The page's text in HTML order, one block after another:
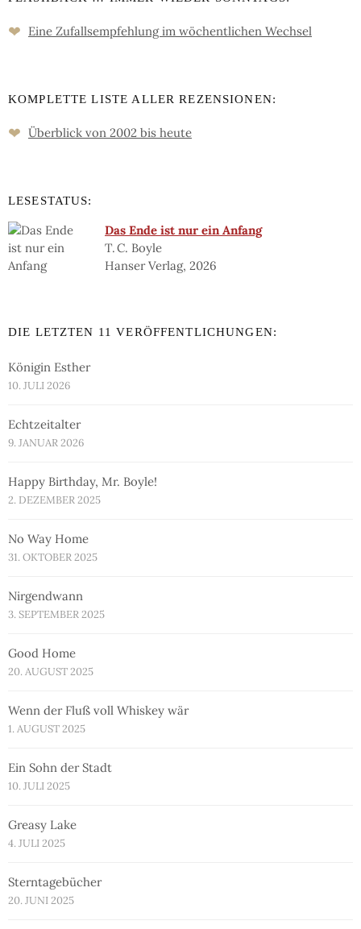
❤ Eine Zufalls­empfehlung im wöchent­lichen Wechsel
KOMPLETTE LISTE ALLER REZENSIONEN:
❤ Überblick von 2002 bis heute
LESESTATUS:
Das Ende ist nur ein Anfang
T. C. Boyle
Hanser Verlag, 2026
DIE LETZTEN 11 VERÖFFENTLICHUNGEN:
Königin Esther
10. JULI 2026
Echtzeitalter
9. JANUAR 2026
Happy Birthday, Mr. Boyle!
2. DEZEMBER 2025
No Way Home
31. OKTOBER 2025
Nirgendwann
3. SEPTEMBER 2025
Good Home
20. AUGUST 2025
Wenn der Fluß voll Whiskey wär
1. AUGUST 2025
Ein Sohn der Stadt
10. JULI 2025
Greasy Lake
4. JULI 2025
Sterntagebücher
20. JUNI 2025